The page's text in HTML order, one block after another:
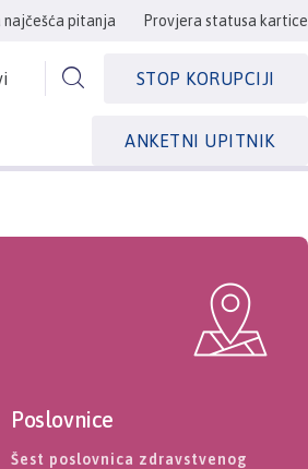
najčešća pitanja Provjera statusa kartice
STOP KORUPCIJI
ANKETNI UPITNIK
Poslovnice
Šest poslovnica zdravstvenog